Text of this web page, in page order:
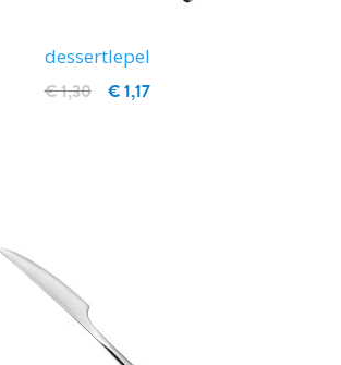
dessertlepel
€ 1,17
€ 1,30